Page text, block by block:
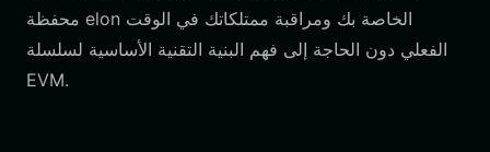
محفظة elon الخاصة بك ومراقبة ممتلكاتك في الوقت
الفعلي دون الحاجة إلى فهم البنية التقنية الأساسية لسلسلة
EVM.